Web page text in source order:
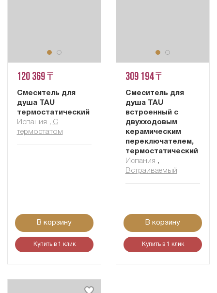
120 369 ₸
Смеситель для
душа TAU
термостатический
Испания , С
термостатом
В корзину
Купить в 1 клик
309 194 ₸
Смеситель для
душа TAU
встроенный с
двухходовым
керамическим
переключателем,
термостатический
Испания ,
Встраиваемый
В корзину
Купить в 1 клик